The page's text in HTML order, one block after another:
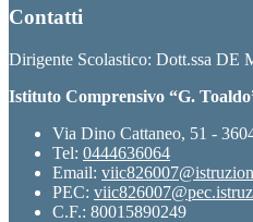
Contatti
Dirigente Scolastico: Dott.ssa
Istituto Comprensivo “G.
Via Dino Cattaneo, 51 -
Tel: 0444636064
Email:
PEC:
C.F.: 80015890249